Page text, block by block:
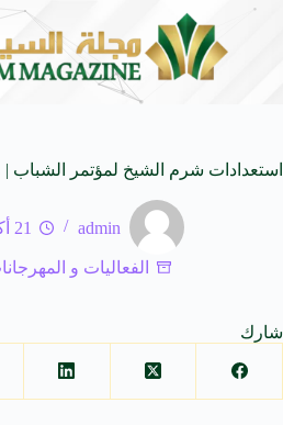
كيفنا.. في كل وجهة سحر خاص*
استعدادات شرم الشيخ لمؤتمر الشباب |
admin 21 أكتوبر 2016
الفعاليات و
شارك